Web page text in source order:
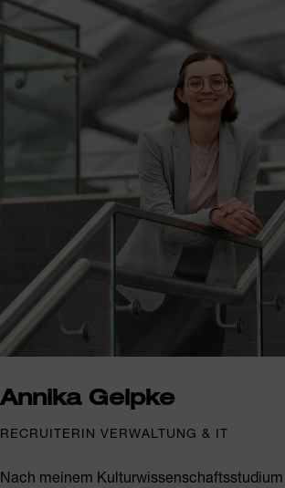
Annika Gelpke
RECRUITERIN VERWALTUNG & IT
Nach meinem